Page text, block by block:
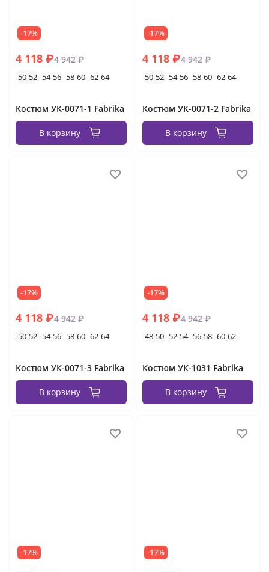
-17%
4 118 ₽4 942 ₽
50-52 54-56 58-60 62-64
Костюм УК-0071-1 Fabrika
В корзину
-17%
4 118 ₽4 942 ₽
50-52 54-56 58-60 62-64
Костюм УК-0071-2 Fabrika
В корзину
-17%
4 118 ₽4 942 ₽
50-52 54-56 58-60 62-64
Костюм УК-0071-3 Fabrika
В корзину
-17%
4 118 ₽4 942 ₽
48-50 52-54 56-58 60-62
Костюм УК-1031 Fabrika
В корзину
-17% -17%